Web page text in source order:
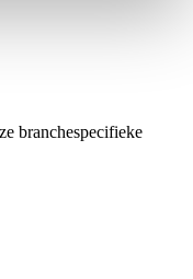
branchespecifieke